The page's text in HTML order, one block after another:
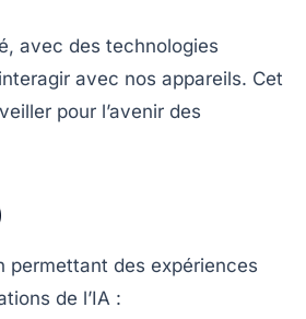
avec des technologies
avec nos appareils. Cet
pour l’avenir des
permettant des expériences
de l’IA :